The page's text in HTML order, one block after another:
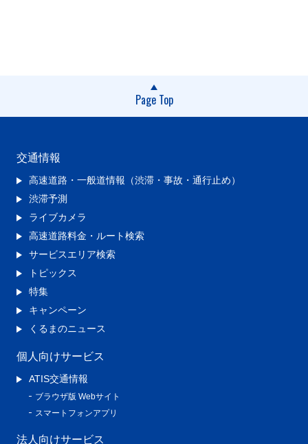
Page Top
交通情報
高速道路・一般道情報（渋滞・事故・通行止め）
渋滞予測
ライブカメラ
高速道路料金・ルート検索
サービスエリア検索
トピックス
特集
キャンペーン
くるまのニュース
個人向けサービス
ATIS交通情報
ブラウザ版 Webサイト
スマートフォンアプリ
法人向けサービス